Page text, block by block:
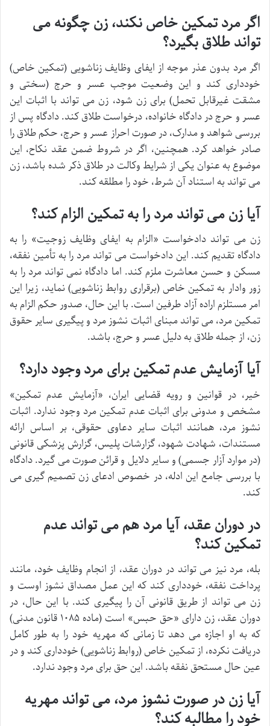
اگر مرد تمکین خاص نکند، زن چگونه می
تواند طلاق بگیرد؟
اگر مرد بدون عذر موجه از ایفای وظایف زناشویی (تمکین خاص)
خودداری کند و این وضعیت موجب عسر و حرج (سختی و
مشقت غیرقابل تحمل) برای زن شود، زن می تواند با اثبات این
عسر و حرج در دادگاه خانواده، درخواست طلاق کند. دادگاه پس از
بررسی شواهد و مدارک، در صورت احراز عسر و حرج، حکم طلاق را
صادر خواهد کرد. همچنین، اگر در شروط ضمن عقد نکاح، این
موضوع به عنوان یکی از شرایط وکالت در طلاق ذکر شده باشد، زن
می تواند به استناد آن شرط، خود را مطلقه کند.
آیا زن می تواند مرد را به تمکین الزام کند؟
زن می تواند دادخواست «الزام به ایفای وظایف زوجیت» را به
دادگاه تقدیم کند. این دادخواست می تواند مرد را به تأمین نفقه،
مسکن و حسن معاشرت ملزم کند. اما دادگاه نمی تواند مرد را به
زور وادار به تمکین خاص (برقراری روابط زناشویی) نماید، زیرا این
امر مستلزم اراده آزاد طرفین است. با این حال، صدور حکم الزام به
تمکین مرد، می تواند مبنای اثبات نشوز مرد و پیگیری سایر حقوق
زن، از جمله طلاق به دلیل عسر و حرج، باشد.
آیا آزمایش عدم تمکین برای مرد وجود دارد؟
خیر، در قوانین و رویه قضایی ایران، «آزمایش عدم تمکین»
مشخص و مدونی برای اثبات عدم تمکین مرد وجود ندارد. اثبات
نشوز مرد، همانند اثبات سایر دعاوی حقوقی، بر اساس ارائه
مستندات، شهادت شهود، گزارشات پلیس، گزارش پزشکی قانونی
(در موارد آزار جسمی) و سایر دلایل و قرائن صورت می گیرد. دادگاه
با بررسی جامع این ادله، در خصوص ادعای زن تصمیم گیری می
کند.
در دوران عقد، آیا مرد هم می تواند عدم
تمکین کند؟
بله، مرد نیز می تواند در دوران عقد، از انجام وظایف خود، مانند
پرداخت نفقه، خودداری کند که این عمل مصداق نشوز اوست و
زن می تواند از طریق قانونی آن را پیگیری کند. با این حال، در
دوران عقد، زن دارای «حق حبس» است (ماده ۱۰۸۵ قانون مدنی)
که به او اجازه می دهد تا زمانی که مهریه خود را به طور کامل
دریافت نکرده، از تمکین خاص (روابط زناشویی) خودداری کند و در
عین حال مستحق نفقه باشد. این حق برای مرد وجود ندارد.
آیا زن در صورت نشوز مرد، می تواند مهریه
خود را مطالبه کند؟